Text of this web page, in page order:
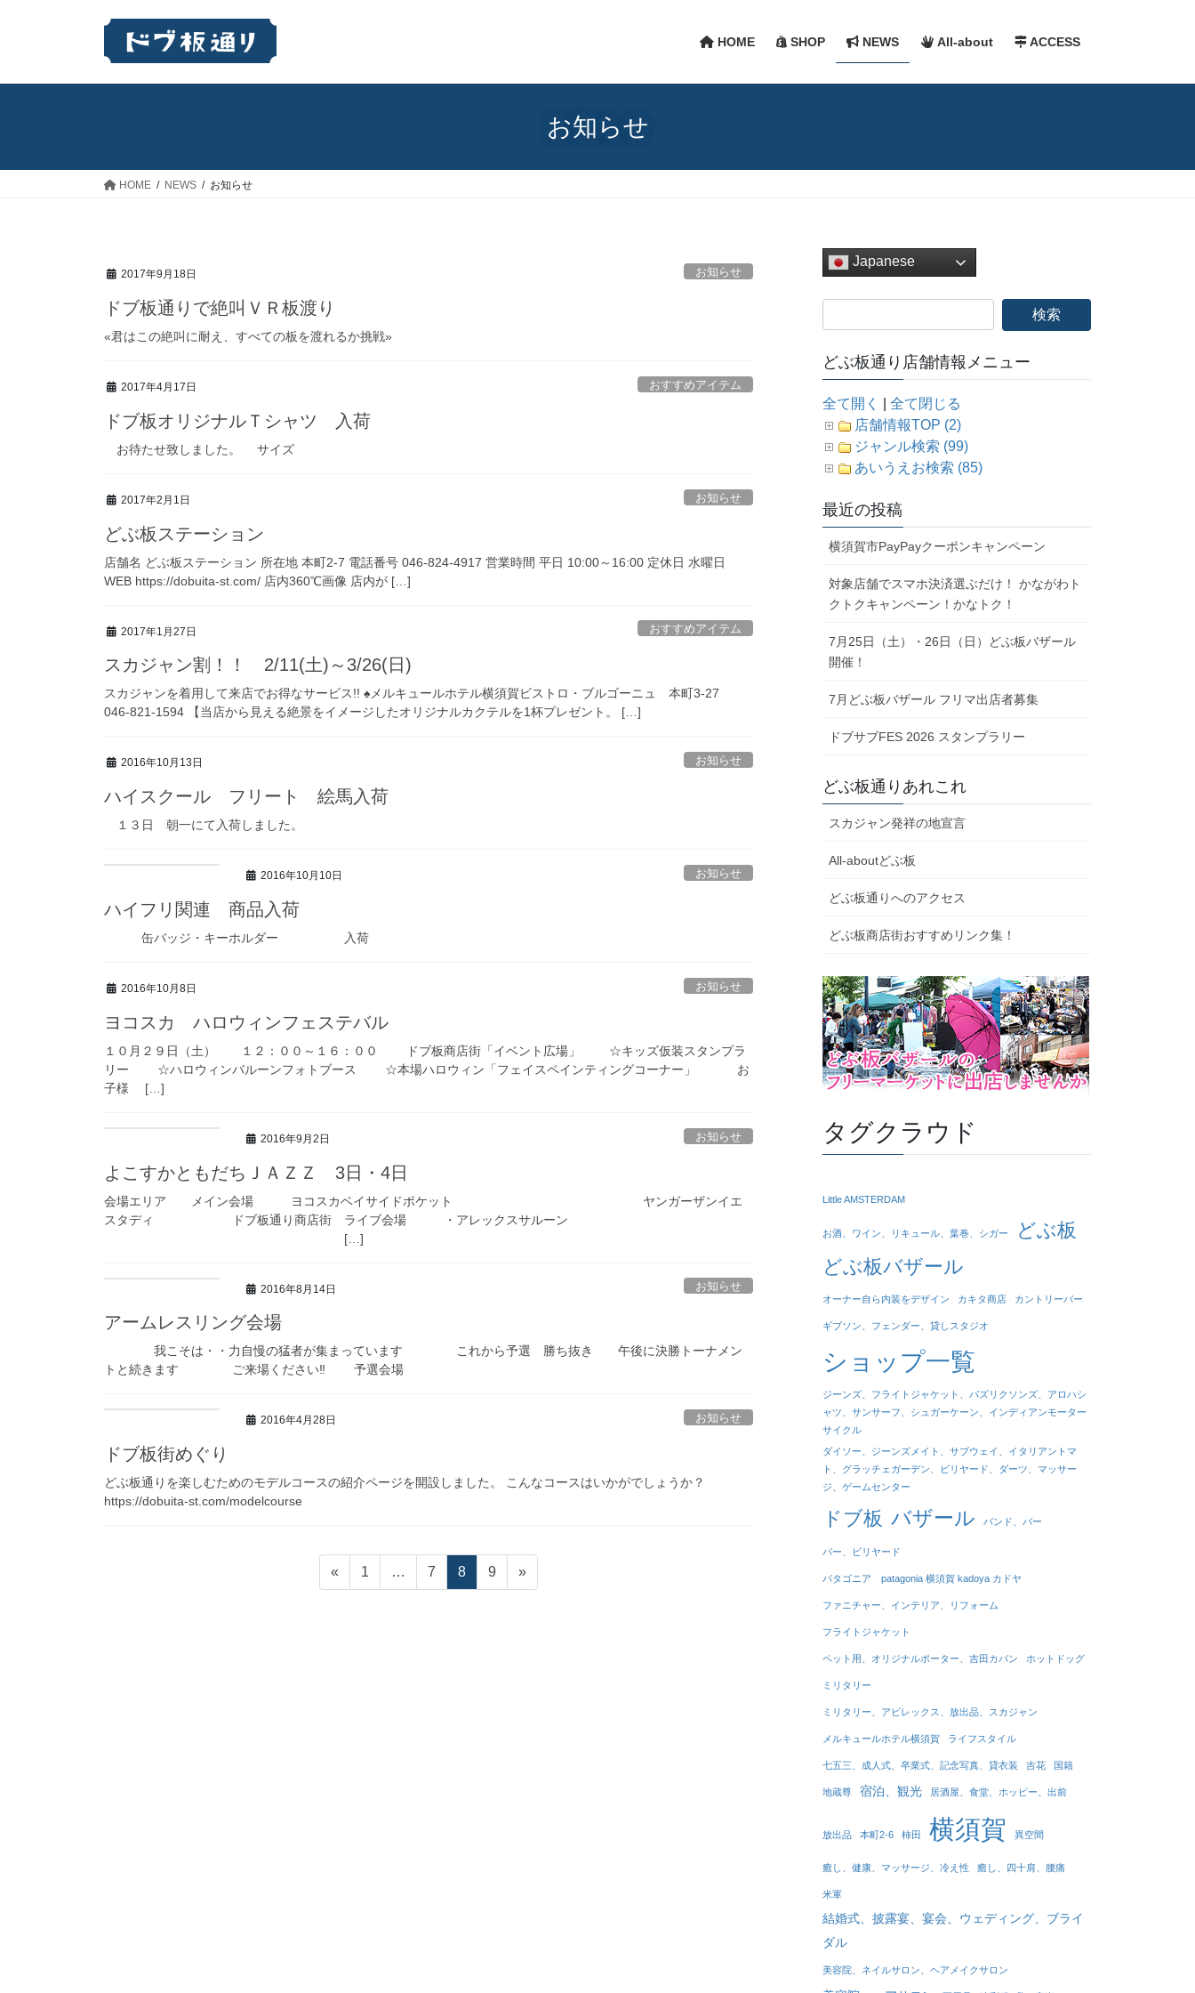
HOME SHOP NEWS All-about ACCESS
お知らせ
HOME NEWS お知らせ
2017年9月18日 お知らせ
ドブ板通りで絶叫ＶＲ板渡り
«君はこの絶叫に耐え、すべての板を渡れるか挑戦»
2017年4月17日 おすすめアイテム
ドブ板オリジナルＴシャツ 入荷
お待たせ致しました。 サイズ
2017年2月1日 お知らせ
どぶ板ステーション
店舗名 どぶ板ステーション 所在地 本町2-7 電話番号 046-824-4917 営業時間 平日 10:00～16:00 定休日 水曜日
WEB https://dobuita-st.com/ 店内360℃画像 店内が […]
2017年1月27日 おすすめアイテム
スカジャン割！！ 2/11(土)～3/26(日)
スカジャンを着用して来店でお得なサービス!! ♠メルキュールホテル横須賀ビストロ・ブルゴーニュ 本町3-27
046-821-1594 【当店から見える絶景をイメージしたオリジナルカクテルを1杯プレゼント。 […]
2016年10月13日 お知らせ
ハイスクール フリート 絵馬入荷
１３日 朝一にて入荷しました。
2016年10月10日 お知らせ
ハイフリ関連 商品入荷
缶バッジ・キーホルダー 入荷
2016年10月8日 お知らせ
ヨコスカ ハロウィンフェステバル
１０月２９日（土） １２：００～１６：００ ドブ板商店街「イベント広場」 ☆キッズ仮装スタンプラ
リー ☆ハロウィンバルーンフォトブース ☆本場ハロウィン「フェイスペインティングコーナー」 お
子様 […]
2016年9月2日 お知らせ
よこすかともだちＪＡＺＺ 3日・4日
会場エリア メイン会場 ヨコスカベイサイドポケット ヤンガーザンイエ
スタディ ドブ板通り商店街 ライブ会場 ・アレックスサルーン
[…]
2016年8月14日 お知らせ
アームレスリング会場
我こそは・・力自慢の猛者が集まっています これから予選 勝ち抜き 午後に決勝トーナメン
トと続きます ご来場ください‼ 予選会場
2016年4月28日 お知らせ
ドブ板街めぐり
どぶ板通りを楽しむためのモデルコースの紹介ページを開設しました。 こんなコースはいかがでしょうか？
https://dobuita-st.com/modelcourse
«
固
定
1 …
固
定
7
固
定
8
固
定
9 »
Japanese
どぶ板通り店舗情報メニュー
全て開く |全て閉じる
店舗情報TOP (2)
ジャンル検索 (99)
あいうえお検索 (85)
最近の投稿
横須賀市PayPayクーポンキャンペーン
対象店舗でスマホ決済選ぶだけ！ かながわト
クトクキャンペーン！かなトク！
7月25日（土）・26日（日）どぶ板バザール
開催！
7月どぶ板バザール フリマ出店者募集
ドブサブFES 2026 スタンプラリー
どぶ板通りあれこれ
スカジャン発祥の地宣言
All-aboutどぶ板
どぶ板通りへのアクセス
どぶ板商店街おすすめリンク集！
タグクラウド
Little AMSTERDAM
お酒、ワイン、リキュール、葉巻、シガー
どぶ板
どぶ板バザール
オーナー自ら内装をデザイン カキタ商店 カントリーバー
ギブソン、フェンダー、貸しスタジオ
ショップ一覧
ジーンズ、フライトジャケット、パズリクソンズ、アロハシ
ャツ、サンサーフ、シュガーケーン、インディアンモーター
サイクル
ダイソー、ジーンズメイト、サブウェイ、イタリアントマ
ト、グラッチェガーデン、ビリヤード、ダーツ、マッサー
ジ、ゲームセンター
ドブ板 バザール バンド、バー
バー、ビリヤード
パタゴニア patagonia 横須賀 kadoya カドヤ
ファニチャー、インテリア、リフォーム
フライトジャケット
ペット用、オリジナルポーター、吉田カバン ホットドッグ
ミリタリー
ミリタリー、アビレックス、放出品、スカジャン
メルキュールホテル横須賀 ライフスタイル
七五三、成人式、卒業式、記念写真、貸衣装 吉花 国籍
地蔵尊 宿泊、観光 居酒屋、食堂、ホッピー、出前
放出品 本町2-6 柿田 横須賀 異空間
癒し、健康、マッサージ、冷え性 癒し、四十肩、腰痛
米軍
結婚式、披露宴、宴会、ウェディング、ブライ
ダル
美容院、ネイルサロン、ヘアメイクサロン